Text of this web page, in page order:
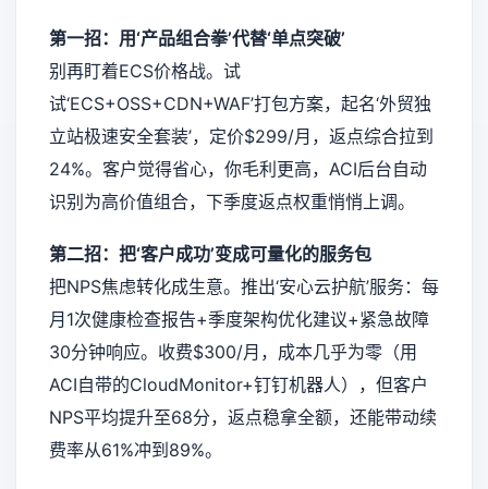
第一招：用‘产品组合拳’代替‘单点突破’
别再盯着ECS价格战。试
试‘ECS+OSS+CDN+WAF’打包方案，起名‘外贸独
立站极速安全套装’，定价$299/月，返点综合拉到
24%。客户觉得省心，你毛利更高，ACI后台自动
识别为高价值组合，下季度返点权重悄悄上调。
第二招：把‘客户成功’变成可量化的服务包
把NPS焦虑转化成生意。推出‘安心云护航’服务：每
月1次健康检查报告+季度架构优化建议+紧急故障
30分钟响应。收费$300/月，成本几乎为零（用
ACI自带的CloudMonitor+钉钉机器人），但客户
NPS平均提升至68分，返点稳拿全额，还能带动续
费率从61%冲到89%。